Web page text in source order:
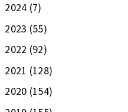
2024 (7)
2023 (55)
2022 (92)
2021 (128)
2020 (154)